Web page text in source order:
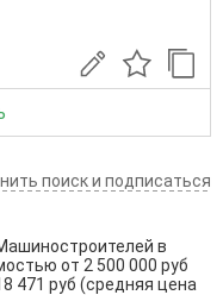
поиск и подписаться
в
от 2 500 000 руб
471 руб (средняя цена